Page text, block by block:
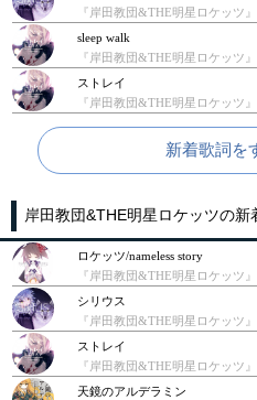
『岸田教団&THE明星ロケッツ』
sleep walk
『岸田教団&THE明星ロケッツ』
ストレイ
『岸田教団&THE明星ロケッツ』
新着歌詞を
岸田教団&THE明星ロケッツの新
ロケッツ/nameless story
『岸田教団&THE明星ロケッツ』
シリウス
『岸田教団&THE明星ロケッツ』
ストレイ
『岸田教団&THE明星ロケッツ』
天鏡のアルデラミン